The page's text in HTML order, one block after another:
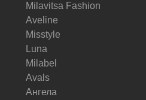
Milavitsa Fashion
Aveline
Misstyle
Luna
Milabel
Avals
Ангела